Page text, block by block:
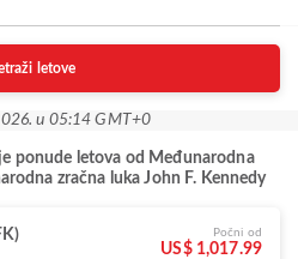
letove
u 05:14 GMT+0
ponude letova od Međunarodna
zračna luka John F. Kennedy
Počni od
US$ 1,017.99